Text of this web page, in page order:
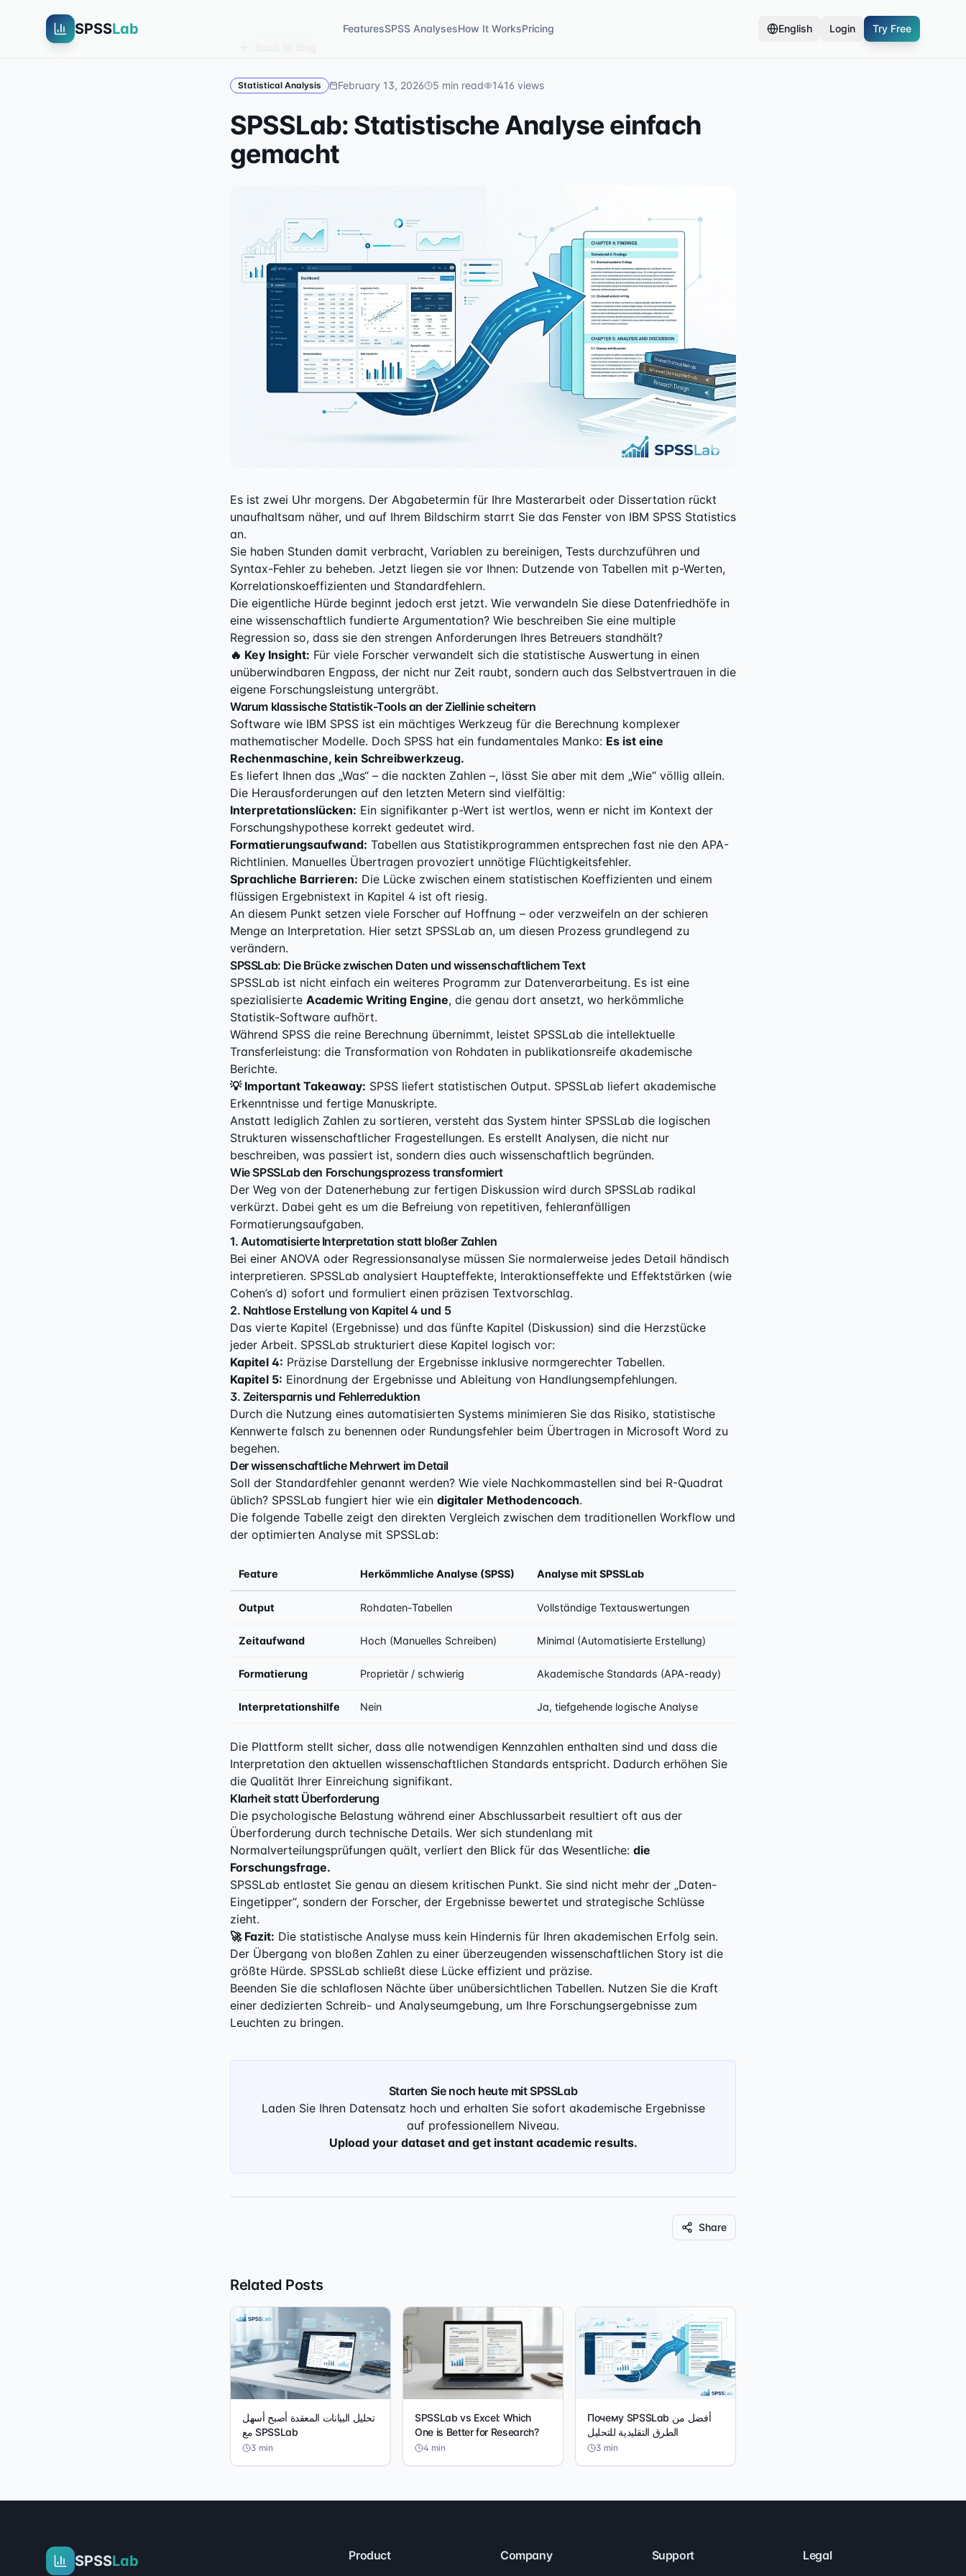
SPSSLab FeaturesSPSS AnalysesHow It WorksPricing English Login
Try Free
Statistical Analysis February 13, 2026 5 min read 1416 views
SPSSLab: Statistische Analyse einfach
gemacht
Es ist zwei Uhr morgens. Der Abgabetermin für Ihre Masterarbeit oder Dissertation rückt
unaufhaltsam näher, und auf Ihrem Bildschirm starrt Sie das Fenster von IBM SPSS Statistics
an.
Sie haben Stunden damit verbracht, Variablen zu bereinigen, Tests durchzuführen und
Syntax-Fehler zu beheben. Jetzt liegen sie vor Ihnen: Dutzende von Tabellen mit p-Werten,
Korrelationskoeffizienten und Standardfehlern.
Die eigentliche Hürde beginnt jedoch erst jetzt. Wie verwandeln Sie diese Datenfriedhöfe in
eine wissenschaftlich fundierte Argumentation? Wie beschreiben Sie eine multiple
Regression so, dass sie den strengen Anforderungen Ihres Betreuers standhält?
🔥 Key Insight: Für viele Forscher verwandelt sich die statistische Auswertung in einen
unüberwindbaren Engpass, der nicht nur Zeit raubt, sondern auch das Selbstvertrauen in die
eigene Forschungsleistung untergräbt.
Warum klassische Statistik-Tools an der Ziellinie scheitern
Software wie IBM SPSS ist ein mächtiges Werkzeug für die Berechnung komplexer
mathematischer Modelle. Doch SPSS hat ein fundamentales Manko: Es ist eine
Rechenmaschine, kein Schreibwerkzeug.
Es liefert Ihnen das „Was“ – die nackten Zahlen –, lässt Sie aber mit dem „Wie“ völlig allein.
Die Herausforderungen auf den letzten Metern sind vielfältig:
Interpretationslücken: Ein signifikanter p-Wert ist wertlos, wenn er nicht im Kontext der
Forschungshypothese korrekt gedeutet wird.
Formatierungsaufwand: Tabellen aus Statistikprogrammen entsprechen fast nie den APA-
Richtlinien. Manuelles Übertragen provoziert unnötige Flüchtigkeitsfehler.
Sprachliche Barrieren: Die Lücke zwischen einem statistischen Koeffizienten und einem
flüssigen Ergebnistext in Kapitel 4 ist oft riesig.
An diesem Punkt setzen viele Forscher auf Hoffnung – oder verzweifeln an der schieren
Menge an Interpretation. Hier setzt SPSSLab an, um diesen Prozess grundlegend zu
verändern.
SPSSLab: Die Brücke zwischen Daten und wissenschaftlichem Text
SPSSLab ist nicht einfach ein weiteres Programm zur Datenverarbeitung. Es ist eine
spezialisierte Academic Writing Engine, die genau dort ansetzt, wo herkömmliche
Statistik-Software aufhört.
Während SPSS die reine Berechnung übernimmt, leistet SPSSLab die intellektuelle
Transferleistung: die Transformation von Rohdaten in publikationsreife akademische
Berichte.
💡 Important Takeaway: SPSS liefert statistischen Output. SPSSLab liefert akademische
Erkenntnisse und fertige Manuskripte.
Anstatt lediglich Zahlen zu sortieren, versteht das System hinter SPSSLab die logischen
Strukturen wissenschaftlicher Fragestellungen. Es erstellt Analysen, die nicht nur
beschreiben, was passiert ist, sondern dies auch wissenschaftlich begründen.
Wie SPSSLab den Forschungsprozess transformiert
Der Weg von der Datenerhebung zur fertigen Diskussion wird durch SPSSLab radikal
verkürzt. Dabei geht es um die Befreiung von repetitiven, fehleranfälligen
Formatierungsaufgaben.
1. Automatisierte Interpretation statt bloßer Zahlen
Bei einer ANOVA oder Regressionsanalyse müssen Sie normalerweise jedes Detail händisch
interpretieren. SPSSLab analysiert Haupteffekte, Interaktionseffekte und Effektstärken (wie
Cohen’s d) sofort und formuliert einen präzisen Textvorschlag.
2. Nahtlose Erstellung von Kapitel 4 und 5
Das vierte Kapitel (Ergebnisse) und das fünfte Kapitel (Diskussion) sind die Herzstücke
jeder Arbeit. SPSSLab strukturiert diese Kapitel logisch vor:
Kapitel 4: Präzise Darstellung der Ergebnisse inklusive normgerechter Tabellen.
Kapitel 5: Einordnung der Ergebnisse und Ableitung von Handlungsempfehlungen.
3. Zeitersparnis und Fehlerreduktion
Durch die Nutzung eines automatisierten Systems minimieren Sie das Risiko, statistische
Kennwerte falsch zu benennen oder Rundungsfehler beim Übertragen in Microsoft Word zu
begehen.
Der wissenschaftliche Mehrwert im Detail
Soll der Standardfehler genannt werden? Wie viele Nachkommastellen sind bei R-Quadrat
üblich? SPSSLab fungiert hier wie ein digitaler Methodencoach.
Die folgende Tabelle zeigt den direkten Vergleich zwischen dem traditionellen Workflow und
der optimierten Analyse mit SPSSLab:
Feature Herkömmliche Analyse (SPSS) Analyse mit SPSSLab
Output Rohdaten-Tabellen Vollständige Textauswertungen
Zeitaufwand Hoch (Manuelles Schreiben) Minimal (Automatisierte Erstellung)
Formatierung Proprietär / schwierig Akademische Standards (APA-ready)
Interpretationshilfe Nein Ja, tiefgehende logische Analyse
Die Plattform stellt sicher, dass alle notwendigen Kennzahlen enthalten sind und dass die
Interpretation den aktuellen wissenschaftlichen Standards entspricht. Dadurch erhöhen Sie
die Qualität Ihrer Einreichung signifikant.
Klarheit statt Überforderung
Die psychologische Belastung während einer Abschlussarbeit resultiert oft aus der
Überforderung durch technische Details. Wer sich stundenlang mit
Normalverteilungsprüfungen quält, verliert den Blick für das Wesentliche: die
Forschungsfrage.
SPSSLab entlastet Sie genau an diesem kritischen Punkt. Sie sind nicht mehr der „Daten-
Eingetipper“, sondern der Forscher, der Ergebnisse bewertet und strategische Schlüsse
zieht.
🚀 Fazit: Die statistische Analyse muss kein Hindernis für Ihren akademischen Erfolg sein.
Der Übergang von bloßen Zahlen zu einer überzeugenden wissenschaftlichen Story ist die
größte Hürde. SPSSLab schließt diese Lücke effizient und präzise.
Beenden Sie die schlaflosen Nächte über unübersichtlichen Tabellen. Nutzen Sie die Kraft
einer dedizierten Schreib- und Analyseumgebung, um Ihre Forschungsergebnisse zum
Leuchten zu bringen.
Starten Sie noch heute mit SPSSLab
Laden Sie Ihren Datensatz hoch und erhalten Sie sofort akademische Ergebnisse
auf professionellem Niveau.
Upload your dataset and get instant academic results.
Share
Related Posts
تحليل البيانات المعقدة أصبح أسهل
مع SPSSLab
3 min
SPSSLab vs Excel: Which
One is Better for Research?
4 min
Почему SPSSLab أفضل من
الطرق التقليدية للتحليل
3 min
SPSSLab Product Company Support Legal